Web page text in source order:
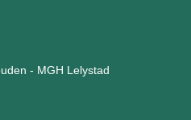
- MGH Lelystad